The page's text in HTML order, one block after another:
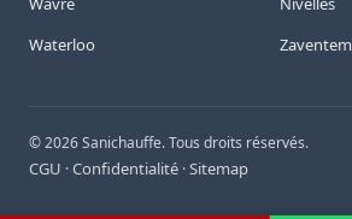
Waterloo
Zaventem
©2026Sanichauffe. Tous droits réservés.
CGU ·Confidentialité ·Sitemap